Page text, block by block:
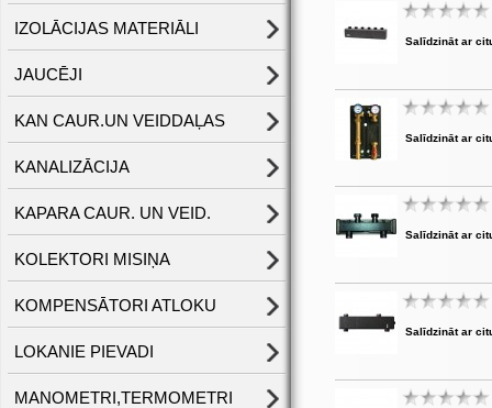
IZOLĀCIJAS MATERIĀLI
JAUCĒJI
KAN CAUR.UN VEIDDAĻAS
KANALIZĀCIJA
KAPARA CAUR. UN VEID.
KOLEKTORI MISIŅA
KOMPENSĀTORI ATLOKU
LOKANIE PIEVADI
MANOMETRI,TERMOMETRI
Salīdzināt ar
Salīdzināt ar
Salīdzināt ar
Salīdzināt ar